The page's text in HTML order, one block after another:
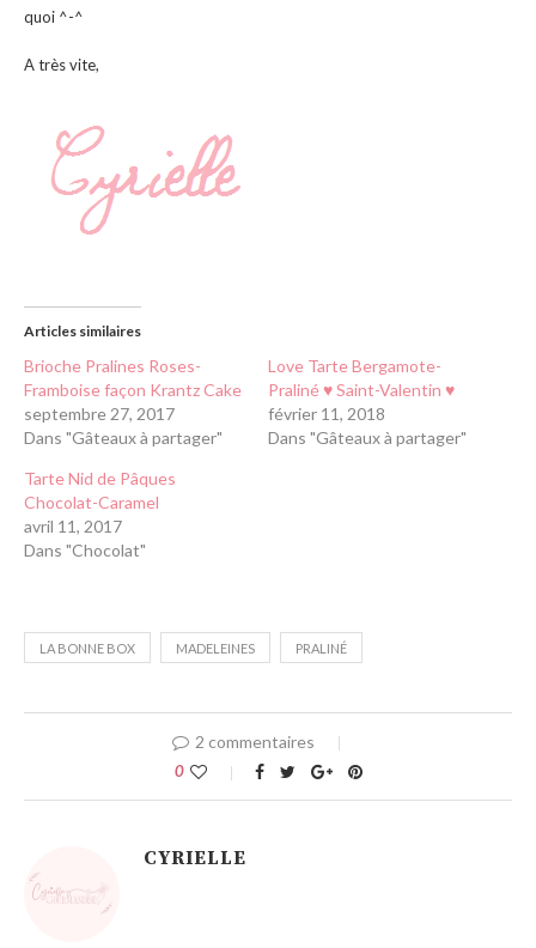
quoi ^-^
A très vite,
Articles similaires
Brioche Pralines Roses-
Framboise façon Krantz Cake
septembre 27, 2017
Dans "Gâteaux à partager"
Love Tarte Bergamote-
Praliné ♥ Saint-Valentin ♥
février 11, 2018
Dans "Gâteaux à partager"
Tarte Nid de Pâques
Chocolat-Caramel
avril 11, 2017
Dans "Chocolat"
LA BONNE BOX MADELEINES PRALINÉ
2 commentaires
0
CYRIELLE